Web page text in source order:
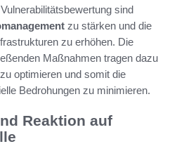
sind
zu stärken und die
zu erhöhen. Die
Maßnahmen tragen dazu
optimieren und somit die
Bedrohungen zu minimieren.
Reaktion auf